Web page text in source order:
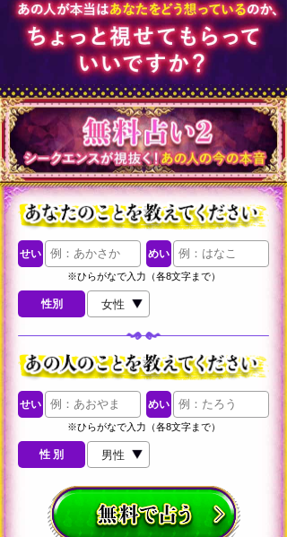
せい めい
※ひらがなで入力（各8文字まで）
性別
せい めい
※ひらがなで入力（各8文字まで）
性 別